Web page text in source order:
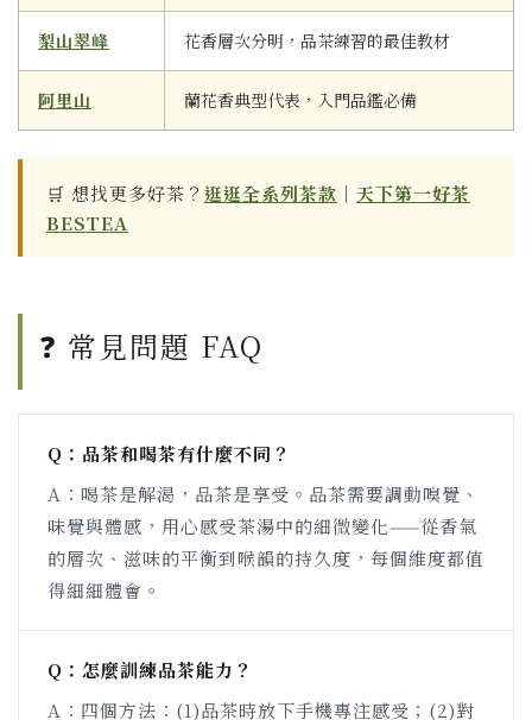
梨山翠峰 花香層次分明，品茶練習的最佳教材
阿里山 蘭花香典型代表，入門品鑑必備
🛒 想找更多好茶？ 逛逛全系列茶款 ｜ 天下第一好茶
BESTEA
❓ 常見問題 FAQ
Q：品茶和喝茶有什麼不同？
A：喝茶是解渴，品茶是享受。品茶需要調動嗅覺、
味覺與體感，用心感受茶湯中的細微變化——從香氣
的層次、滋味的平衡到喉韻的持久度，每個維度都值
得細細體會。
Q：怎麼訓練品茶能力？
A：四個方法：(1)品茶時放下手機專注感受；(2)對